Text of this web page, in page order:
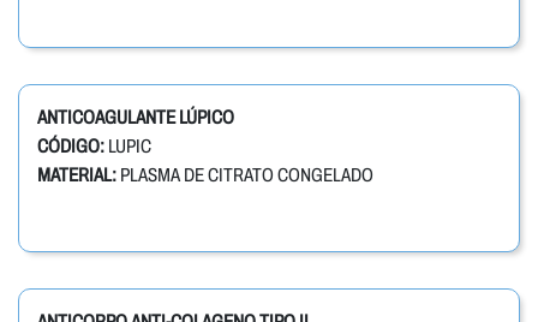
ANTICOAGULANTE LÚPICO
CÓDIGO: LUPIC
MATERIAL: PLASMA DE CITRATO CONGELADO